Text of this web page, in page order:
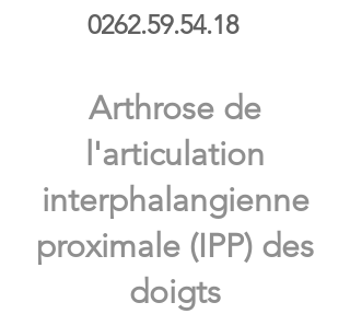
0262.59.54.18
Arthrose de
l'articulation
interphalangienne
proximale (IPP) des
doigts